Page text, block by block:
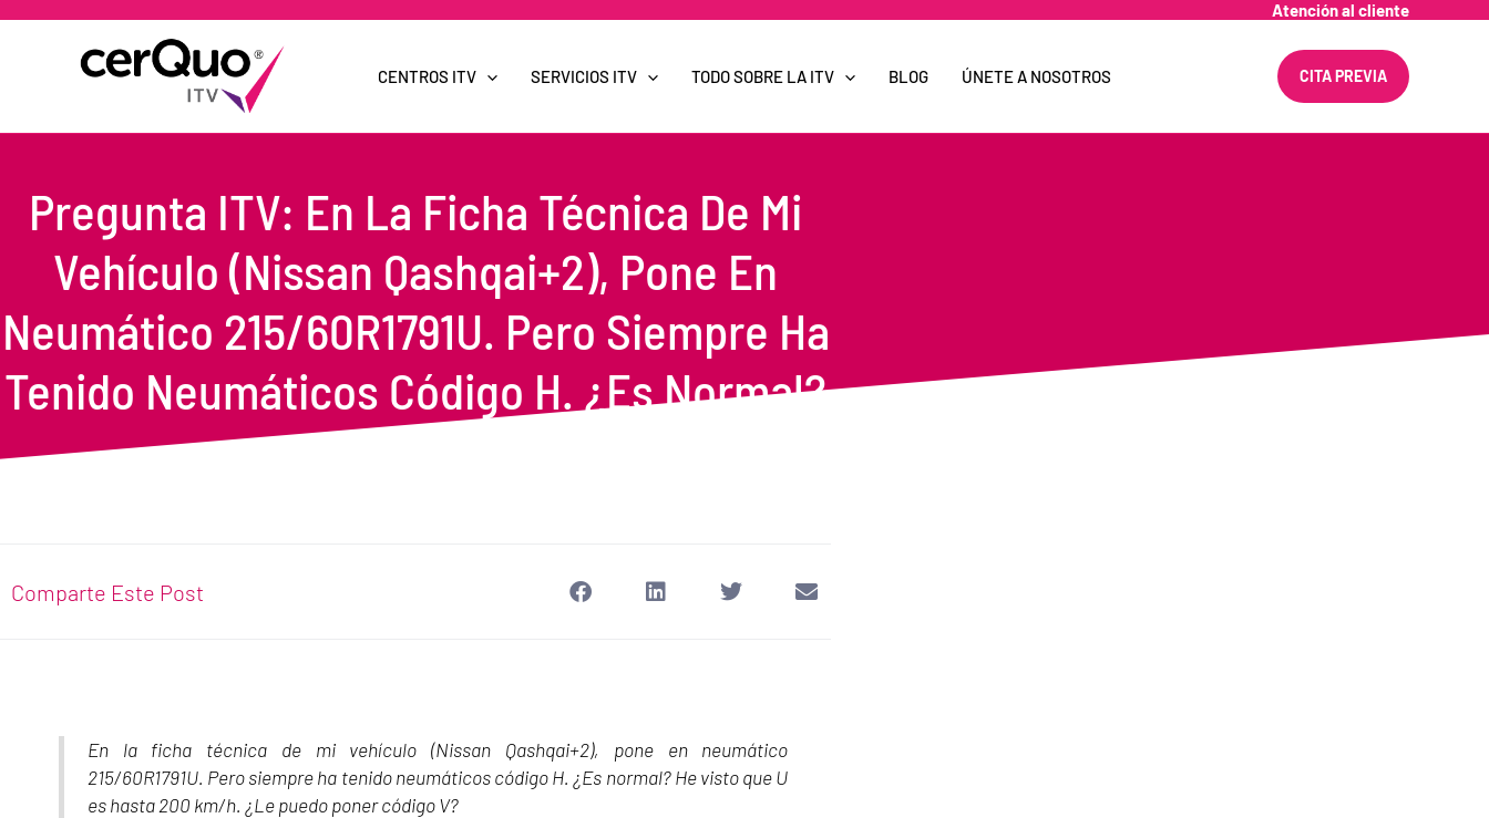
Atención al cliente
CENTROS ITV SERVICIOS ITV TODO SOBRE LA ITV BLOG ÚNETE A NOSOTROS CITA PREVIA
Pregunta ITV: En La Ficha Técnica De Mi
Vehículo (Nissan Qashqai+2), Pone En
Neumático 215/60R1791U. Pero Siempre Ha
Tenido Neumáticos Código H. ¿Es Normal?
Comparte Este Post
En la ficha técnica de mi vehículo (Nissan Qashqai+2), pone en neumático
215/60R1791U. Pero siempre ha tenido neumáticos código H. ¿Es normal? He visto que U
es hasta 200 km/h. ¿Le puedo poner código V?